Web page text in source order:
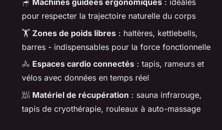
🪑 Machines guidées ergonomiques : idéales
pour respecter la trajectoire naturelle du corps
🏋️ Zones de poids libres : haltères, kettlebells,
barres - indispensables pour la force fonctionnelle
🚴 Espaces cardio connectés : tapis, rameurs et
vélos avec données en temps réel
🧖 Matériel de récupération : sauna infrarouge,
tapis de cryothérapie, rouleaux à auto-massage